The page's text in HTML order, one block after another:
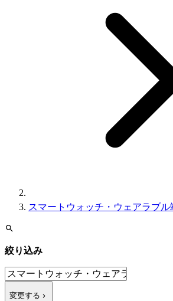
スマートウォッチ・ウェアラブル
絞り込み
変更する